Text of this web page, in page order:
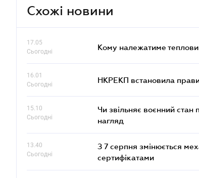
Схожі новини
17.05
Сьогодні
Кому належатиме
16.01
Сьогодні
НКРЕКП встановила
15.10
Сьогодні
Чи звільняє воєнний
нагляд
13.40
Сьогодні
З 7 серпня змінюється
сертифікатами